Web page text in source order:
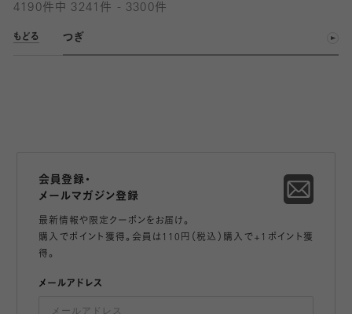
4190件中 3241件 - 3300件
もどる つぎ
会員登録・
メールマガジン登録
最新情報や限定クーポンをお届け。
購入でポイント獲得。会員は110円（税込）購入で+1ポイント獲
得。
メールアドレス